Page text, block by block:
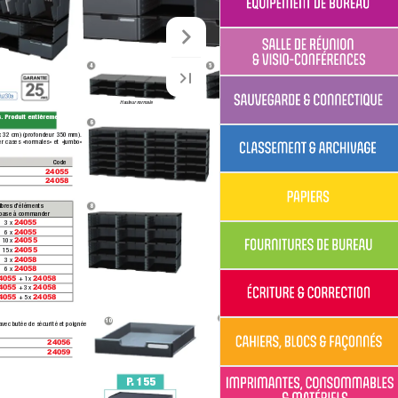
& Correction
Fournitures
Papiers
Sauvegarde & Connectique
Salle de Réunion & Visioconférence
Équipement de Bureau
24056
24059
avec butée de sécurité et poignée
Produit entièrement
cm) (profondeur 350 mm).
cases «normales» et «jumbo»
Code
24055
24058
d’éléments
à commander
3 x 24055
6 x 24055
10 x 24055
15 x 24055
3 x 24058
6 x 24058
+ 1 x 24058
+ 3 x 24058
+ 5 x 24058
4
11
10
5
8
6
Hauteur normale
P. 155
Exemple de réalisation